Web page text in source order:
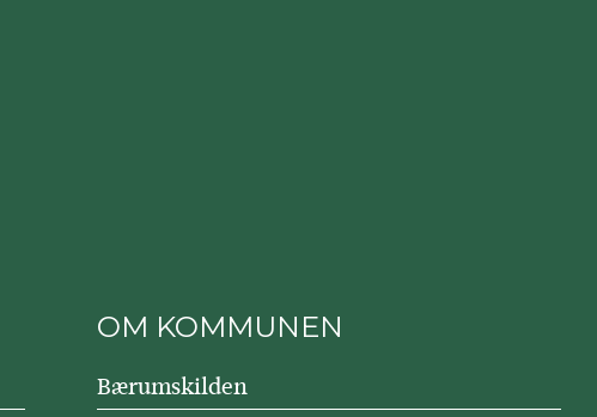
OM KOMMUNEN
Bærumskilden